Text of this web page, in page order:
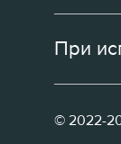
При
© 2022-